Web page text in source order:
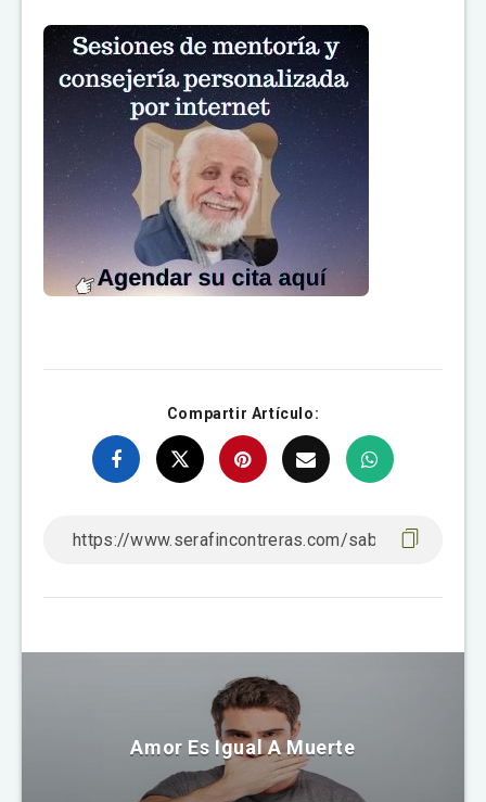
Compartir Artículo:
Amor Es Igual A Muerte